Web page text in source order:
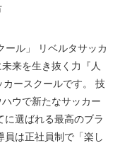
ール」 リベルタサッカ
来を生き抜く力『人
ースクールです。 技
ウで新たなサッカー
に選ばれる最高のブラ
員は正社員制で「楽し